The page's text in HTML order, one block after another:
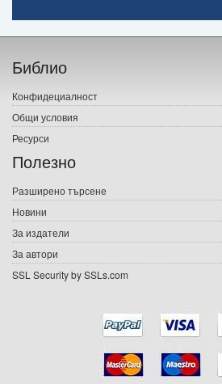
Начало
Печатни книги
Електронни книги
Е-списания
Подаръци
Ваучери
Библио
Конфидециалност
Общи условия
Ресурси
Полезно
Разширено търсене
Новини
За издатели
За автори
SSL Security by SSLs.com